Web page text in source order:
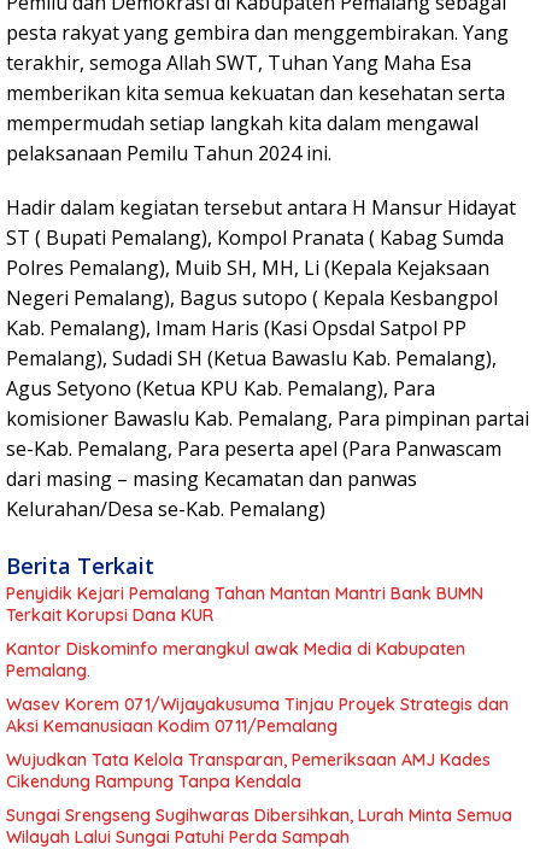
pesta rakyat yang gembira dan menggembirakan. Yang
terakhir, semoga Allah SWT, Tuhan Yang Maha Esa
memberikan kita semua kekuatan dan kesehatan serta
mempermudah setiap langkah kita dalam mengawal
pelaksanaan Pemilu Tahun 2024 ini.
Hadir dalam kegiatan tersebut antara H Mansur Hidayat
ST ( Bupati Pemalang), Kompol Pranata ( Kabag Sumda
Polres Pemalang), Muib SH, MH, Li (Kepala Kejaksaan
Negeri Pemalang), Bagus sutopo ( Kepala Kesbangpol
Kab. Pemalang), Imam Haris (Kasi Opsdal Satpol PP
Pemalang), Sudadi SH (Ketua Bawaslu Kab. Pemalang),
Agus Setyono (Ketua KPU Kab. Pemalang), Para
komisioner Bawaslu Kab. Pemalang, Para pimpinan partai
se-Kab. Pemalang, Para peserta apel (Para Panwascam
dari masing – masing Kecamatan dan panwas
Kelurahan/Desa se-Kab. Pemalang)
Berita Terkait
Penyidik Kejari Pemalang Tahan Mantan Mantri Bank BUMN
Terkait Korupsi Dana KUR
Kantor Diskominfo merangkul awak Media di Kabupaten
Pemalang.
Wasev Korem 071/Wijayakusuma Tinjau Proyek Strategis dan
Aksi Kemanusiaan Kodim 0711/Pemalang
Wujudkan Tata Kelola Transparan, Pemeriksaan AMJ Kades
Cikendung Rampung Tanpa Kendala
Sungai Srengseng Sugihwaras Dibersihkan, Lurah Minta Semua
Wilayah Lalui Sungai Patuhi Perda Sampah